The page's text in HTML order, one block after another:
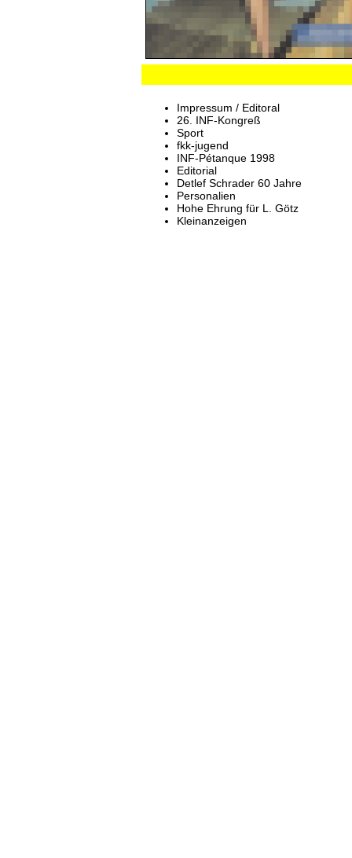
Impressum / Editoral
26. INF-Kongreß
Sport
fkk-jugend
INF-Pétanque 1998
Editorial
Detlef Schrader 60 Jahre
Personalien
Hohe Ehrung für L. Götz
Kleinanzeigen